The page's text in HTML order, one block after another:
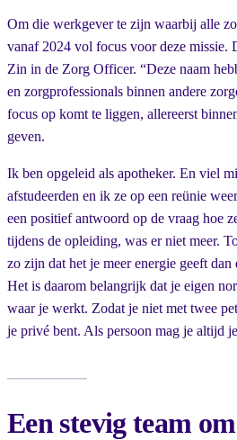
Om die werkgever te zijn waarbij alle
vanaf 2024 vol focus voor deze
Zin in de Zorg Officer. “Deze naam
en zorgprofessionals binnen andere
focus op komt te liggen, allereerst
geven.
Ik ben opgeleid als apotheker. En viel
afstudeerden en ik ze op een reünie
een positief antwoord op de vraag hoe
tijdens de opleiding, was er niet meer.
zo zijn dat het je meer energie geeft
Het is daarom belangrijk dat je eigen
waar je werkt. Zodat je niet met twee
je privé bent. Als persoon mag je altijd
Een stevig team